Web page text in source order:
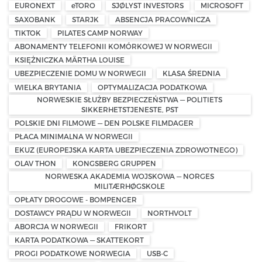
EURONEXT eTORO SJØLYST INVESTORS
MICROSOFT
SAXOBANK
STARJK
ABSENCJA PRACOWNICZA
TIKTOK
PILATES CAMP NORWAY
ABONAMENTY TELEFONII KOMÓRKOWEJ W NORWEGII
KSIĘŻNICZKA MÄRTHA LOUISE
UBEZPIECZENIE DOMU W NORWEGII
KLASA ŚREDNIA
WIELKA BRYTANIA
OPTYMALIZACJA PODATKOWA
NORWESKIE SŁUŻBY BEZPIECZEŃSTWA — POLITIETS
SIKKERHETSTJENESTE, PST
POLSKIE DNI FILMOWE — DEN POLSKE FILMDAGER
PŁACA MINIMALNA W NORWEGII
EKUZ (EUROPEJSKA KARTA UBEZPIECZENIA ZDROWOTNEGO)
OLAV THON
KONGSBERG GRUPPEN
NORWESKA AKADEMIA WOJSKOWA — NORGES
MILITÆRHØGSKOLE
OPŁATY DROGOWE - BOMPENGER
DOSTAWCY PRĄDU W NORWEGII
NORTHVOLT
ABORCJA W NORWEGII
FRIKORT
KARTA PODATKOWA — SKATTEKORT
PROGI PODATKOWE NORWEGIA
USB-C